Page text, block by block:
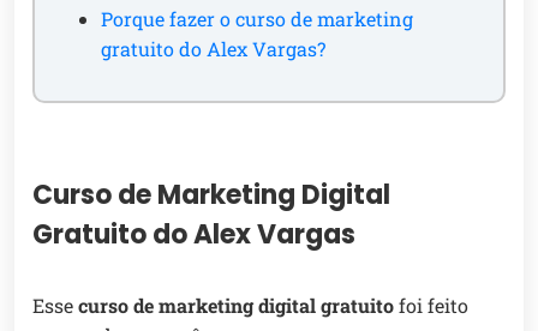
Porque fazer o curso de marketing
gratuito do Alex Vargas?
Curso de Marketing Digital
Gratuito do Alex Vargas
Essecurso de marketing digital gratuitofoi feito